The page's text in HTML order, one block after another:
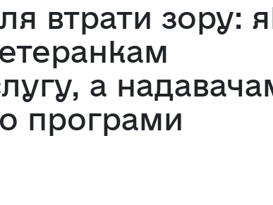
втрати зору:
а
програми